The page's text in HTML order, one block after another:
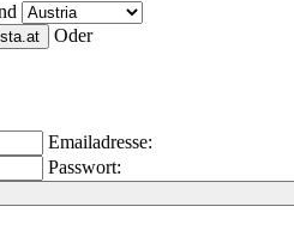
Oder
Emailadresse:
Passwort: